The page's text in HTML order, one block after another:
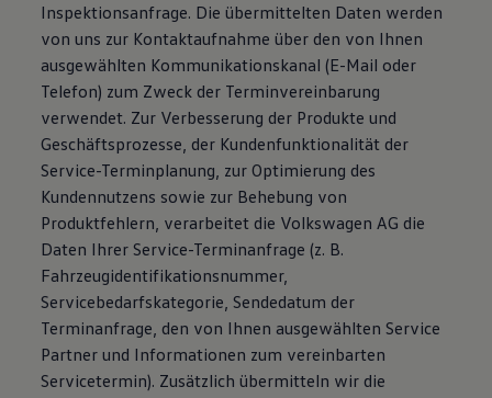
Inspektionsanfrage. Die übermittelten Daten werden
von uns zur Kontaktaufnahme über den von Ihnen
ausgewählten Kommunikationskanal (E-Mail oder
Telefon) zum Zweck der Terminvereinbarung
verwendet. Zur Verbesserung der Produkte und
Geschäftsprozesse, der Kundenfunktionalität der
Service-Terminplanung, zur Optimierung des
Kundennutzens sowie zur Behebung von
Produktfehlern, verarbeitet die Volkswagen AG die
Daten Ihrer Service-Terminanfrage (z. B.
Fahrzeugidentifikationsnummer,
Servicebedarfskategorie, Sendedatum der
Terminanfrage, den von Ihnen ausgewählten Service
Partner und Informationen zum vereinbarten
Servicetermin). Zusätzlich übermitteln wir die